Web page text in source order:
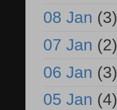
08 Jan (3)
07 Jan (2)
06 Jan (3)
05 Jan (4)